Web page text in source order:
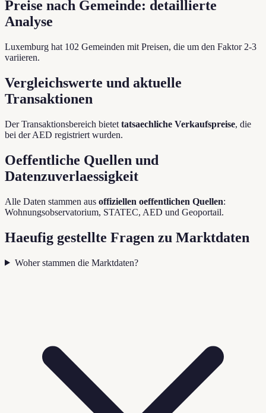
Preise nach Gemeinde: detaillierte
Analyse
Luxemburg hat 102 Gemeinden mit Preisen, die um den Faktor 2-3
variieren.
Vergleichswerte und aktuelle
Transaktionen
Der Transaktionsbereich bietet tatsaechliche Verkaufspreise, die
bei der AED registriert wurden.
Oeffentliche Quellen und
Datenzuverlaessigkeit
Alle Daten stammen aus offiziellen oeffentlichen Quellen:
Wohnungsobservatorium, STATEC, AED und Geoportail.
Haeufig gestellte Fragen zu Marktdaten
Woher stammen die Marktdaten?